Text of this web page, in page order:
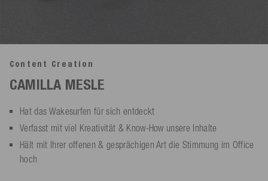
Content Creation
CAMILLA MESLE
Hat das Wakesurfen für sich entdeckt
Verfasst mit viel Kreativität & Know-How unsere Inhalte
Hält mit Ihrer offenen & gesprächigen Art die Stimmung im Office
hoch